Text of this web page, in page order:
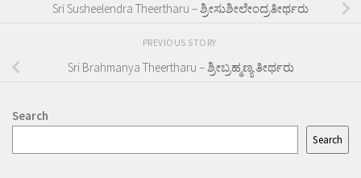
Sri Susheelendra Theertharu – ಶ್ರೀಸುಶೀಲೇಂದ್ರತೀರ್ಥರು
PREVIOUS STORY
Sri Brahmanya Theertharu – ಶ್ರೀಬ್ರಹ್ಮಣ್ಯ ತೀರ್ಥರು
Search
Search